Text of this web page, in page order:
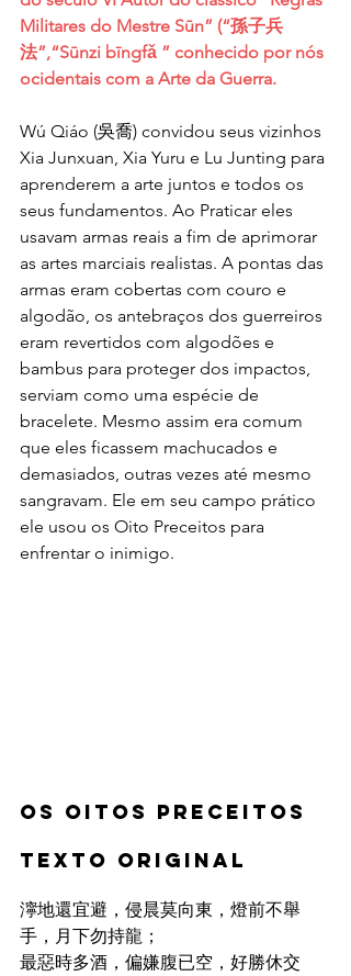
Militares do Mestre Sūn” (“孫子兵
法”,“Sūnzi bīngfǎ ” conhecido por nós
ocidentais com a Arte da Guerra.
Wú Qiáo (吳喬) convidou seus vizinhos
Xia Junxuan, Xia Yuru e Lu Junting para
aprenderem a arte juntos e todos os
seus fundamentos. Ao Praticar eles
usavam armas reais a fim de aprimorar
as artes marciais realistas. A pontas das
armas eram cobertas com couro e
algodão, os antebraços dos guerreiros
eram revertidos com algodões e
bambus para proteger dos impactos,
serviam como uma espécie de
bracelete. Mesmo assim era comum
que eles ficassem machucados e
demasiados, outras vezes até mesmo
sangravam. Ele em seu campo prático
ele usou os Oito Preceitos para
enfrentar o inimigo.
Os oitos preceitos
Texto Original
濘地還宜避，侵晨莫向東，燈前不舉
手，月下勿持龍；
最惡時多酒，偏嫌腹已空，好勝休交